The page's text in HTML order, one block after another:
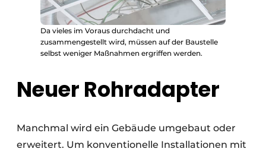
Da vieles im Voraus durchdacht und
zusammengestellt wird, müssen auf der Baustelle
selbst weniger Maßnahmen ergriffen werden.
Neuer Rohradapter
Manchmal wird ein Gebäude umgebaut oder
erweitert. Um konventionelle Installationen mit